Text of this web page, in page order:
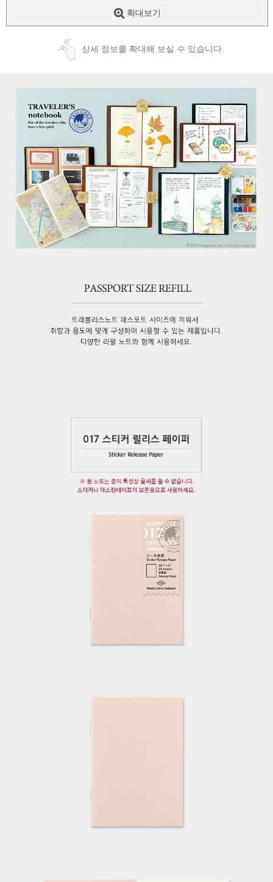
확대보기
상세 정보를 확대해 보실 수 있습니다